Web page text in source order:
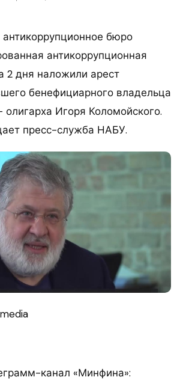
бюро
антикоррупционная
2 дня наложили арест
бенефициарного владельца
олигарха Игоря Коломойского.
пресс-служба НАБУ.
канал «Минфина»: